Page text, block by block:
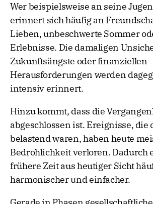
Wer beispielsweise an seine
erinnert sich häufig an
Lieben, unbeschwerte Sommer
Erlebnisse. Die damaligen
Zukunftsängste oder finanziellen
Herausforderungen werden
intensiv erinnert.
Hinzu kommt, dass die
abgeschlossen ist. Ereignisse, die
belastend waren, haben heute
Bedrohlichkeit verloren. Dadurch
frühere Zeit aus heutiger Sicht
harmonischer und einfacher.